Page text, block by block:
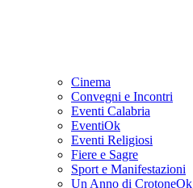
Cinema
Convegni e Incontri
Eventi Calabria
EventiOk
Eventi Religiosi
Fiere e Sagre
Sport e Manifestazioni
Un Anno di CrotoneOk